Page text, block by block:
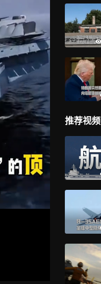
推荐视频